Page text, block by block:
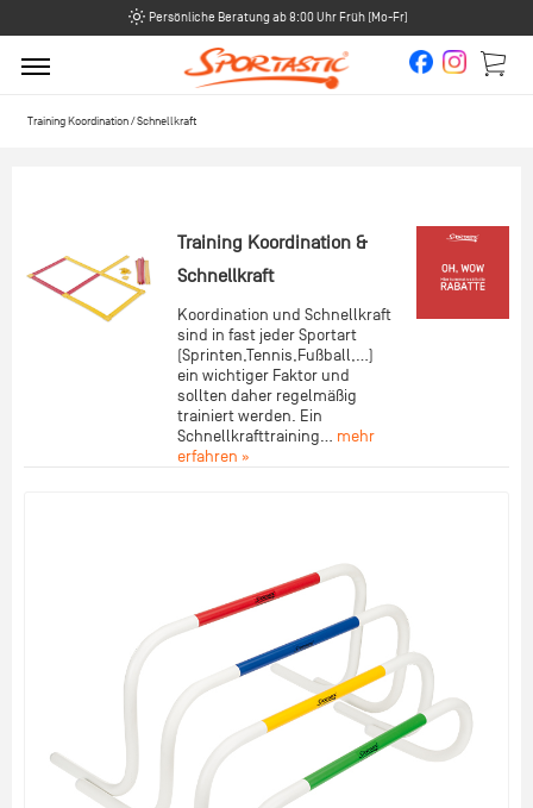
Persönliche Beratung ab 8:00 Uhr Früh (Mo-Fr)
Training Koordination / Schnellkraft
Training Koordination &
Schnellkraft
Koordination und Schnellkraft
sind in fast jeder Sportart
(Sprinten,Tennis,Fußball,...)
ein wichtiger Faktor und
sollten daher regelmäßig
trainiert werden. Ein
Schnellkrafttraining... mehr
erfahren »